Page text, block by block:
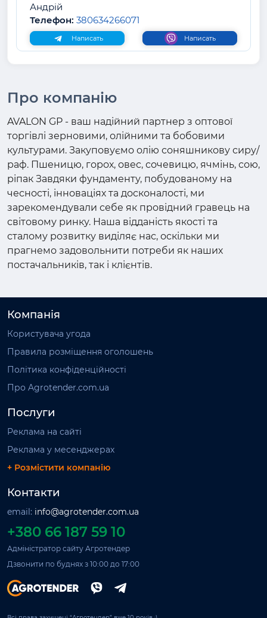
Андрій
Телефон: 380634266071
Написать Написать
Про компанію
AVALON GP - ваш надійний партнер з оптової
торгівлі зерновими, олійними та бобовими
культурами. Закуповуємо олію соняшникову сиру/
раф. Пшеницю, горох, овес, сочевицю, ячмінь, сою,
ріпак Завдяки фундаменту, побудованому на
чесності, інноваціях та досконалості, ми
зарекомендували себе як провідний гравець на
світовому ринку. Наша відданість якості та
сталому розвитку виділяє нас, оскільки ми
прагнемо задовольнити потреби як наших
постачальників, так і клієнтів.
Компанія
Користувача угода
Правила розміщення оголошень
Політика конфіденційності
Про Agrotender.com.ua
Послуги
Реклама на сайті
Реклама у месенджерах
+ Розмістити компанію
Контакти
email: info@agrotender.com.ua
+380 66 187 59 10
Адміністратор сайту Агротендер
Дзвонити по буднях з 10:00 до 17:00